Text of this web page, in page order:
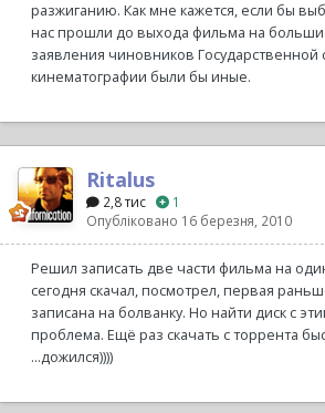
разжиганию. Как мне кажется, если бы
нас прошли до выхода фильма на
заявления чиновников Государственной
кинематографии были бы иные.
Ritalus
2,8 тис
1
Опубліковано 16 березня, 2010
Решил записать две части фильма на
сегодня скачал, посмотрел, первая
записана на болванку. Но найти диск с
проблема. Ещё раз скачать с торрента
...дожился))))